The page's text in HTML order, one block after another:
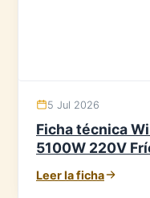
5 Jul 2026
Ficha técnica
5100W 220V
Leer la ficha